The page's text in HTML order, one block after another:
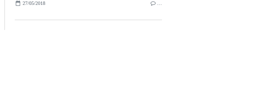
27/05/2018